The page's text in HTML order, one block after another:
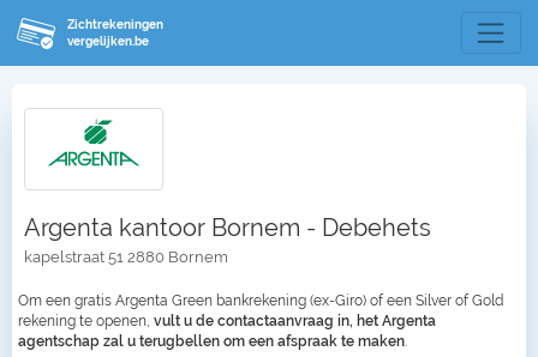
Zichtrekeningen
vergelijken.be
Argenta kantoor Bornem - Debehets
kapelstraat 51 2880 Bornem
Om een gratis Argenta Green bankrekening (ex-Giro) of een Silver of Gold
rekening te openen, vult u de contactaanvraag in, het Argenta
agentschap zal u terugbellen om een afspraak te maken